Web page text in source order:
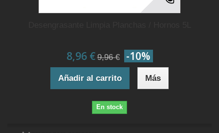
8,96 € 9,96 € -10%
Añadir al carrito Más
En stock